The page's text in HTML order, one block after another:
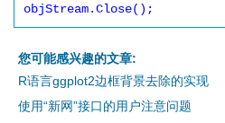
objStream.Close();
您可能感兴趣的文章:
R语言ggplot2边框背景去除的实现
使用“新网”接口的用户注意问题